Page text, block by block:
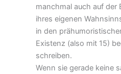
manchmal auch auf der
ihres eigenen
in den
Existenz (also mit 15)
schreiben.
Wenn sie gerade keine